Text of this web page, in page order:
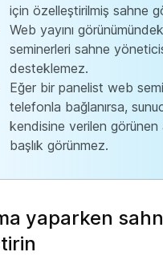
için özelleştirilmiş sahne
Web yayını
seminerleri sahne
desteklemez.
Eğer bir panelist web
telefonla bağlanırsa,
kendisine verilen
başlık görünmez.
yaparken